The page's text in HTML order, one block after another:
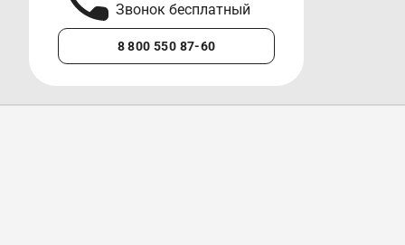
Звонок бесплатный
8 800 550 87-60